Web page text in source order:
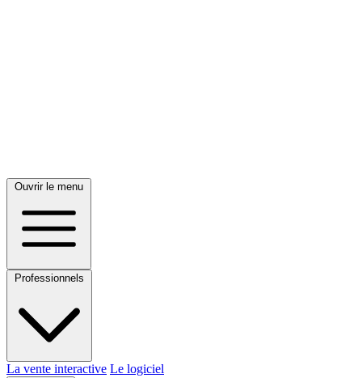
Ouvrir le menu
Professionnels
La vente interactive Le logiciel